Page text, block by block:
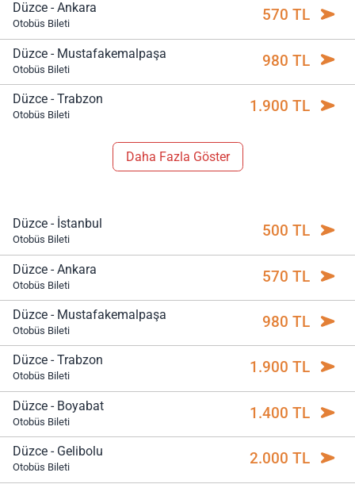
Düzce - Ankara
Otobüs Bileti 570 TL
Düzce - Mustafakemalpaşa
Otobüs Bileti 980 TL
Düzce - Trabzon
Otobüs Bileti 1.900 TL
Daha Fazla Göster
Düzce - İstanbul
Otobüs Bileti 500 TL
Düzce - Ankara
Otobüs Bileti 570 TL
Düzce - Mustafakemalpaşa
Otobüs Bileti 980 TL
Düzce - Trabzon
Otobüs Bileti 1.900 TL
Düzce - Boyabat
Otobüs Bileti 1.400 TL
Düzce - Gelibolu
Otobüs Bileti 2.000 TL